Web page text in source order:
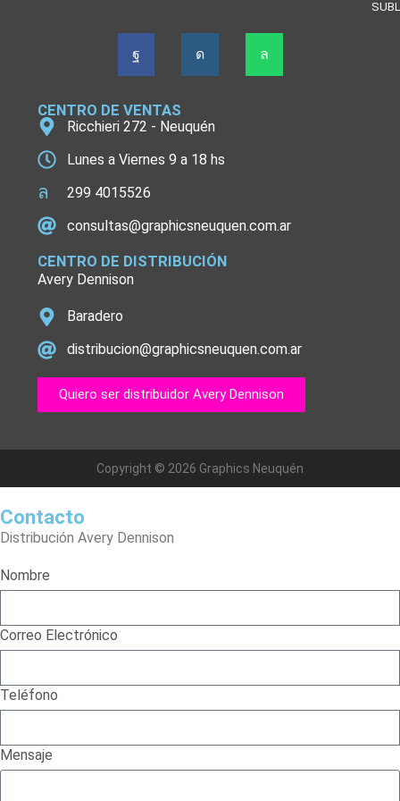
CENTRO DE VENTAS
Ricchieri 272 - Neuquén
Lunes a Viernes 9 a 18 hs
299 4015526
consultas@graphicsneuquen.com.ar
CENTRO DE DISTRIBUCIÓN
Avery Dennison
Baradero
distribucion@graphicsneuquen.com.ar
Quiero ser distribuidor Avery Dennison
Copyright © 2026 Graphics Neuquén
Contacto
Distribución Avery Dennison
Nombre
Correo Electrónico
Teléfono
Mensaje